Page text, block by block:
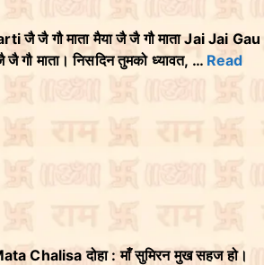
जै जै गौ माता मैया जै जै गौ माता Jai Jai Gau
माता। निसदिन तुमको ध्यावत, … Read
Chalisa दोहा : माँ सुमिरन मुख सहज हो।